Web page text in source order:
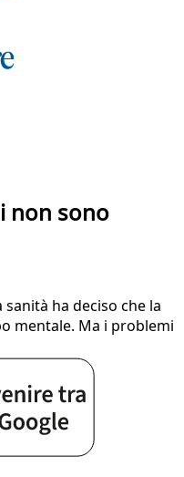
non sono
ha deciso che la
mentale. Ma i problemi